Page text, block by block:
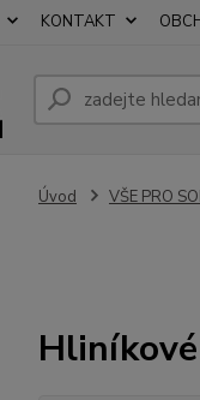
KONTAKT
Úvod VŠE PRO